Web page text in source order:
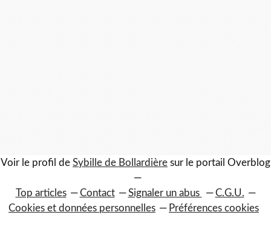
Voir le profil de Sybille de Bollardière sur le portail Overblog
Top articles Contact Signaler un abus
C.G.U.
Cookies et données personnelles
Préférences cookies